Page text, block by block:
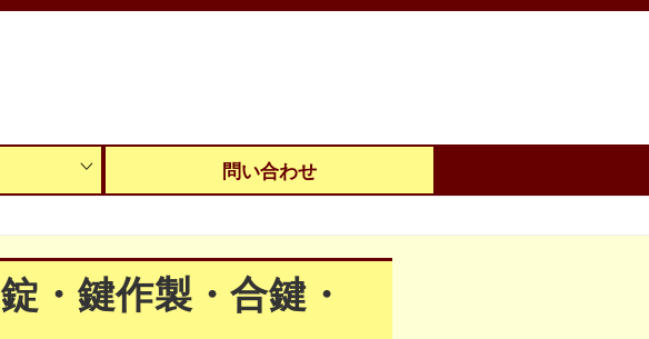
問い合わせ
・鍵作製・合鍵・